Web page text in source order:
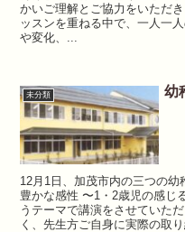
かいご理解とご協力をいただ
ッスンを重ねる中で、一人一
や変化、...
未分類 幼
12月1日、加茂市内の三つの
豊かな感性 〜1・2歳児の感じ
うテーマで講演をさせていた
く、先生方ご自身に実際の取